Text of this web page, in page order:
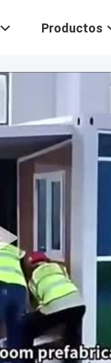
Productos